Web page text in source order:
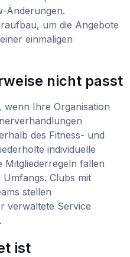
Änderungen.
um die Angebote
einmaligen
nicht passt
wenn Ihre Organisation
des Fitness- und
individuelle
Mitgliederregeln fallen
Clubs mit
stellen
verwaltete Service
ist